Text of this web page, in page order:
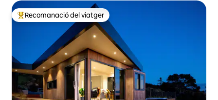
Principals recomanacions dels viatgers
Recomanació del viatger